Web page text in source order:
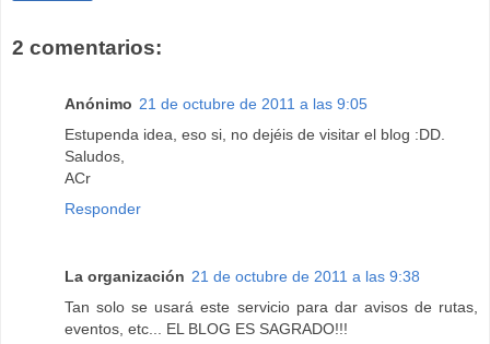
2 comentarios:
Anónimo 21 de octubre de 2011 a las 9:05
Estupenda idea, eso si, no dejéis de visitar el blog :DD.
Saludos,
ACr
Responder
La organización 21 de octubre de 2011 a las 9:38
Tan solo se usará este servicio para dar avisos de rutas,
eventos, etc... EL BLOG ES SAGRADO!!!